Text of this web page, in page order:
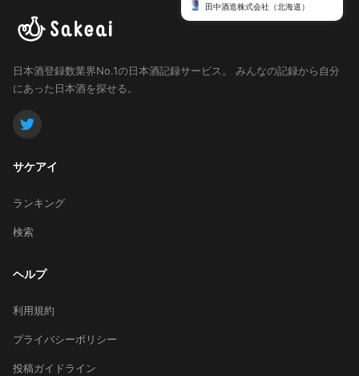
本酒だと思う。
田中酒造株式会社（北海道）
日本酒登録数業界No.1の日本酒記録サービス。
みんなの記録から自分
にあった日本酒を探せる。
サケアイ
ランキング
検索
ヘルプ
利用規約
プライバシーポリシー
投稿ガイドライン